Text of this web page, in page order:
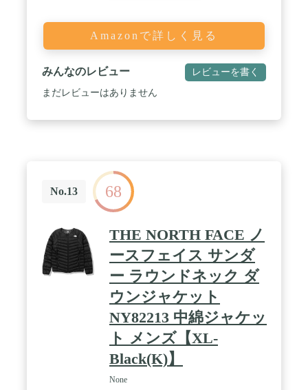
Amazonで詳しく見る
みんなのレビュー レビューを書く
まだレビューはありません
No.13 68
THE NORTH FACE ノ
ースフェイス サンダ
ー ラウンドネック ダ
ウンジャケット
NY82213 中綿ジャケッ
ト メンズ【XL-
Black(K)】
None